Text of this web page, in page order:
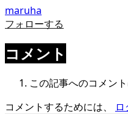
maruha
フォローする
コメント
この記事へのコメント
コメントするためには、